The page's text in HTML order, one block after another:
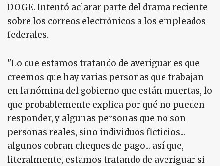
DOGE. Intentó aclarar parte del drama reciente
sobre los correos electrónicos a los empleados
federales.
"Lo que estamos tratando de averiguar es que
creemos que hay varias personas que trabajan
en la nómina del gobierno que están muertas, lo
que probablemente explica por qué no pueden
responder, y algunas personas que no son
personas reales, sino individuos ficticios...
algunos cobran cheques de pago... así que,
literalmente, estamos tratando de averiguar si